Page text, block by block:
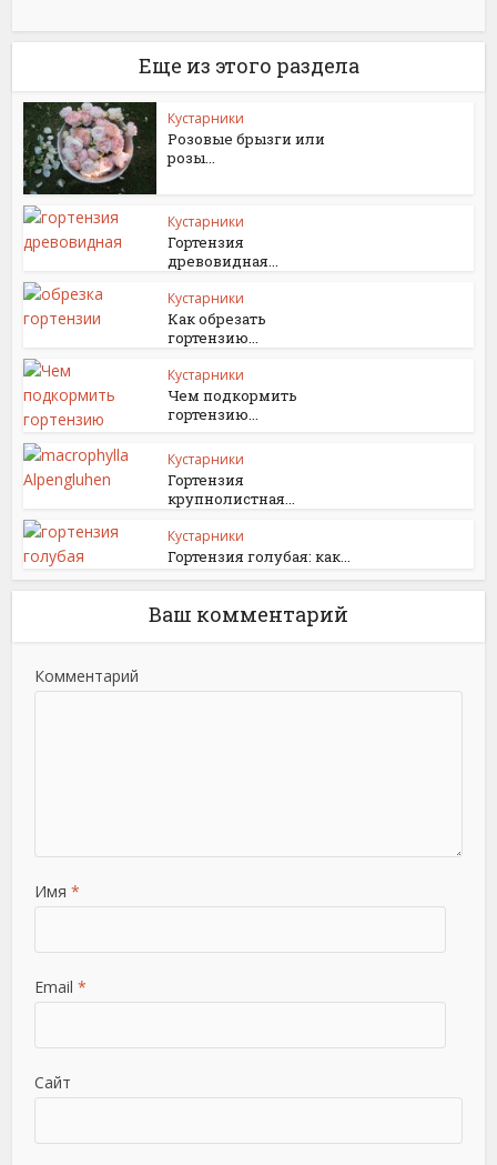
Еще из этого раздела
Кустарники
Розовые брызги или
розы...
Кустарники
Гортензия
древовидная...
Кустарники
Как обрезать
гортензию...
Кустарники
Чем подкормить
гортензию...
Кустарники
Гортензия
крупнолистная...
Кустарники
Гортензия голубая: как...
Ваш комментарий
Комментарий
Имя *
Email *
Сайт